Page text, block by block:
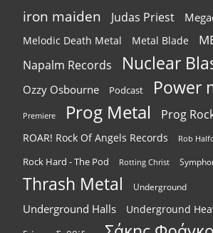
iron maiden Judas Priest
Melodic Death Metal Metal Blade
Napalm Records Nuclear
Ozzy Osbourne Podcast Power
Premiere Prog Metal Prog
ROAR! Rock Of Angels Records Rob
Rock Hard - The Pod Rotting Christ
Thrash Metal Underground
Underground Halls Underground